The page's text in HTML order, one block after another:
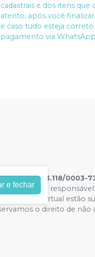
cadastrais e dos itens
atento, após você
e caso tudo esteja
pagamento via
|03.513.118/0003-
da loja virtual estão
o direito de
e fechar